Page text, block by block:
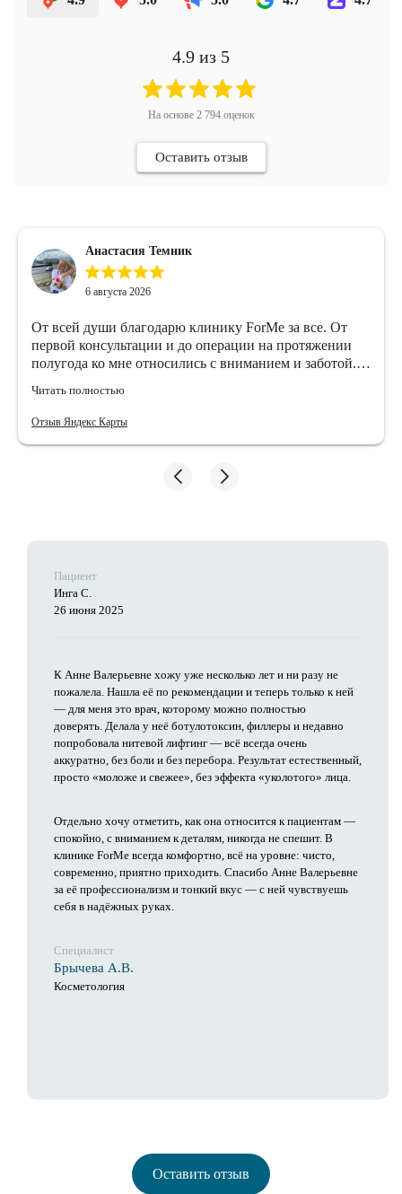
4.9 из 5
На основе 2 794оценок
Оставить отзыв
Анастасия Темник
6 августа 2026
От всей души благодарю клинику ForMe за все. От
первой консультации и до операции на протяжении
полугода ко мне относились с вниманием и заботой.
супер заботливое, чистая приятная палата, чудесные
девочки медсестры и веселый анестезиолог Сергей
прекрасному хирургу Дерий Эдуарду
Константиновичу и его ассистенту Мадине❤️🙏🏻
Читать полностью
Отзыв Яндекс Карты
Пациент
Инга С.
26 июня 2025
К Анне Валерьевне хожу уже несколько лет и ни разу не
пожалела. Нашла её по рекомендации и теперь только к ней
— для меня это врач, которому можно полностью
доверять. Делала у неё ботулотоксин, филлеры и недавно
попробовала нитевой лифтинг — всё всегда очень
аккуратно, без боли и без перебора. Результат естественный,
просто «моложе и свежее», без эффекта «уколотого» лица.
Отдельно хочу отметить, как она относится к пациентам —
спокойно, с вниманием к деталям, никогда не спешит. В
клинике ForMe всегда комфортно, всё на уровне: чисто,
современно, приятно приходить. Спасибо Анне Валерьевне
за её профессионализм и тонкий вкус — с ней чувствуешь
себя в надёжных руках.
Специалист
Брычева А.В.
Косметология
Оставить отзыв